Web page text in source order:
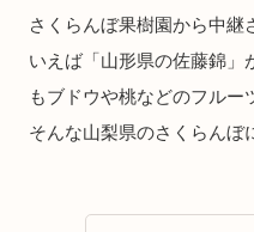
さくらんぼ果樹園から中継
いえば「山形県の佐藤錦」
もブドウや桃などのフルー
そんな山梨県のさくらんぼ